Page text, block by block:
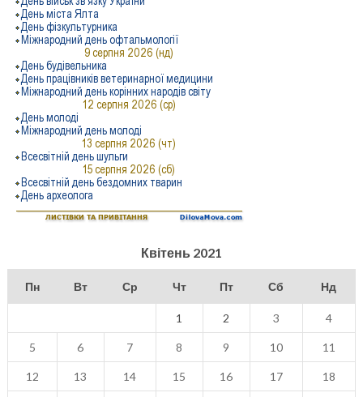
Квітень 2021
Пн Вт Ср Чт Пт Сб Нд
1 2 3 4
5 6 7 8 9 10 11
12 13 14 15 16 17 18